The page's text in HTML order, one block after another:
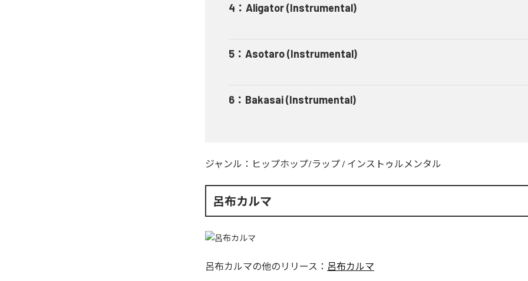
4 ： Aligator (Instrumental)
5 ： Asotaro (Instrumental)
6 ： Bakasai (Instrumental)
ジャンル： ヒップホップ/ラップ / インストゥルメンタル
呂布カルマ
呂布カルマの他のリリース： 呂布カルマ